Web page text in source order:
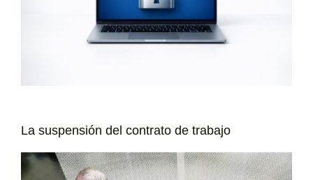
La suspensión del contrato de trabajo